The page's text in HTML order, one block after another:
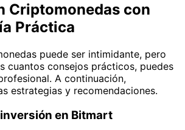
Criptomonedas con
Práctica
puede ser intimidante, pero
cuantos consejos prácticos, puedes
A continuación,
estrategias y recomendaciones.
en Bitmart